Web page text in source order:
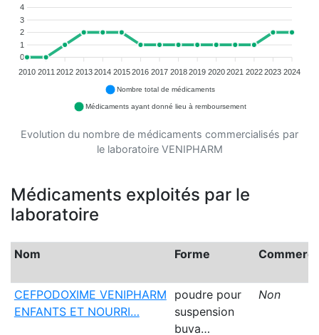
4
3
2
1
0
2010 2011 2012 2013 2014 2015 2016 2017 2018 2019 2020 2021 2022 2023 2024
Nombre total de médicaments
Médicaments ayant donné lieu à remboursement
Evolution du nombre de médicaments commercialisés par
le laboratoire VENIPHARM
Médicaments exploités par le
laboratoire
Nom Forme
CEFPODOXIME VENIPHARM
ENFANTS ET NOURRI…
poudre pour
suspension
buva…
Non